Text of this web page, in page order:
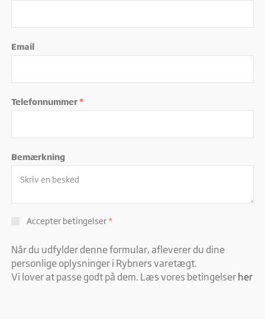
Email
Telefonnummer *
Bemærkning
Accepter betingelser *
Når du udfylder denne formular, afleverer du dine
personlige oplysninger i Rybners varetægt.
Vi lover at passe godt på dem. Læs vores betingelser her